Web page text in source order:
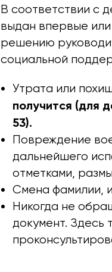
В соответствии с
выдан впервые
решению
социальной
Утрата или
получится (для
53).
Повреждение
дальнейшего
отметками,
Смена фамилии,
Никогда не
документ. Здесь